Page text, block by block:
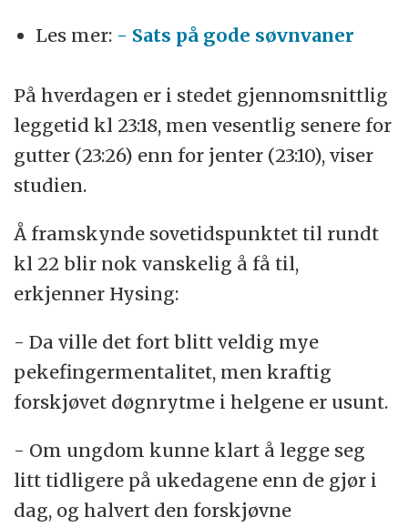
Les mer: - Sats på gode søvnvaner
På hverdagen er i stedet gjennomsnittlig
leggetid kl 23:18, men vesentlig senere for
gutter (23:26) enn for jenter (23:10), viser
studien.
Å framskynde sovetidspunktet til rundt
kl 22 blir nok vanskelig å få til,
erkjenner Hysing:
- Da ville det fort blitt veldig mye
pekefingermentalitet, men kraftig
forskjøvet døgnrytme i helgene er usunt.
- Om ungdom kunne klart å legge seg
litt tidligere på ukedagene enn de gjør i
dag, og halvert den forskjøvne